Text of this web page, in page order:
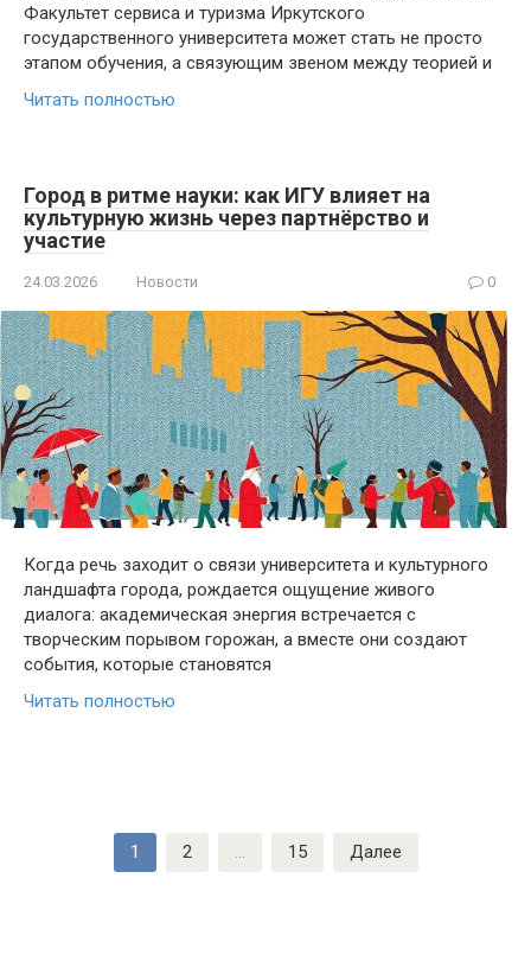
Факультет сервиса и туризма Иркутского
государственного университета может стать не просто
этапом обучения, а связующим звеном между теорией и
Читать полностью
Город в ритме науки: как ИГУ влияет на
культурную жизнь через партнёрство и
участие
24.03.2026 Новости 0
Когда речь заходит о связи университета и культурного
ландшафта города, рождается ощущение живого
диалога: академическая энергия встречается с
творческим порывом горожан, а вместе они создают
события, которые становятся
Читать полностью
1 2 … 15 Далее